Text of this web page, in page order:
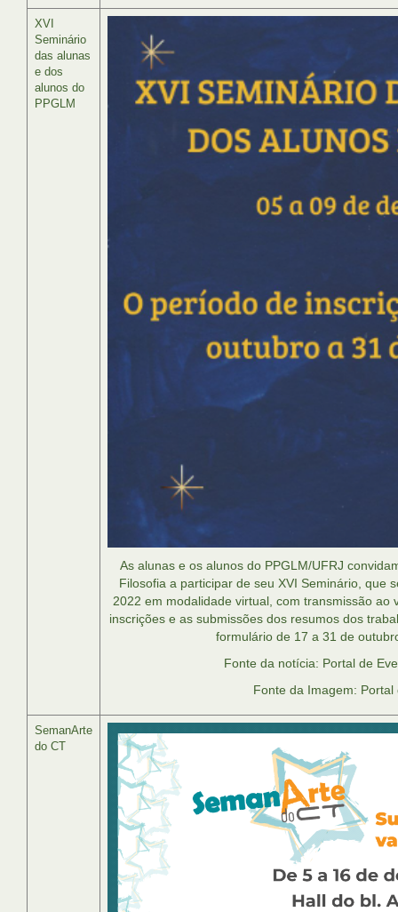
XVI
Seminário
das alunas
e dos
alunos do
PPGLM
As alunas e os alunos do PPGLM/UFRJ
Filosofia a participar de seu XVI Seminário, que
2022 em modalidade virtual, com transmissão ao
inscrições e as submissões dos resumos dos
formulário de 17 a 31 de
Fonte da notícia: Portal de
Fonte da Imagem: Portal
SemanArte
do CT